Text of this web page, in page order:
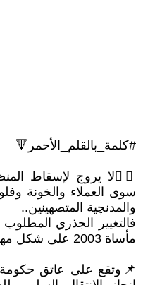
#كلمة_بالقلم_الأحمر🔻
👈🏾لا يروج لإسقاط
سوى العملاء والخونة
والمدنچية المتصهينين..
فالتغيير الجذري المطلوب
مأساة 2003 على شكل مهزلة هذه المرة..❗
📌وتقع على عاتق